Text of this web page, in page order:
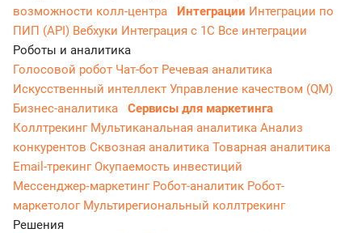
возможности колл-центра
Интеграции Интеграции по
ПИП (API) Вебхуки Интеграция с 1С Все интеграции
Роботы и аналитика
Голосовой робот Чат-бот Речевая аналитика
Искусственный интеллект Управление качеством (QM)
Бизнес-аналитика
Сервисы для маркетинга
Коллтрекинг Мультиканальная аналитика Анализ
конкурентов Сквозная аналитика Товарная аналитика
Email-трекингОкупаемость инвестиций
Мессенджер‑маркетинг Робот-аналитик Робот-
маркетолог Мультирегиональный коллтрекинг
Решения